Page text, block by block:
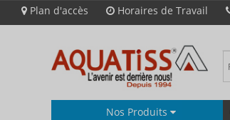
Plan d'accès Horaires de Travail
Nos Produits